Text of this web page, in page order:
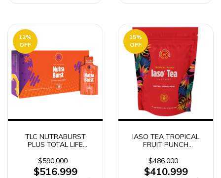
12%
OFF
TLC NUTRABURST
PLUS TOTAL LIFE
CHANGES
$590.000
$516.999
15%
OFF
IASO TEA TROPICAL
FRUIT PUNCH
LIFE CHANGES 25
SOBRES
$486.000
$410.999